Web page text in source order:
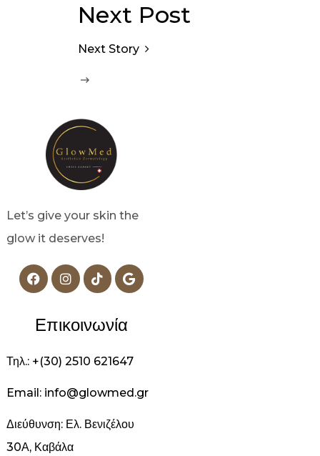
Next Post
Next Story
Let’s give your skin the
glow it deserves!
Επικοινωνία
Τηλ.: +(30) 2510 621647
Email: info@glowmed.gr
Διεύθυνση: Ελ. Βενιζέλου
30Α, Καβάλα